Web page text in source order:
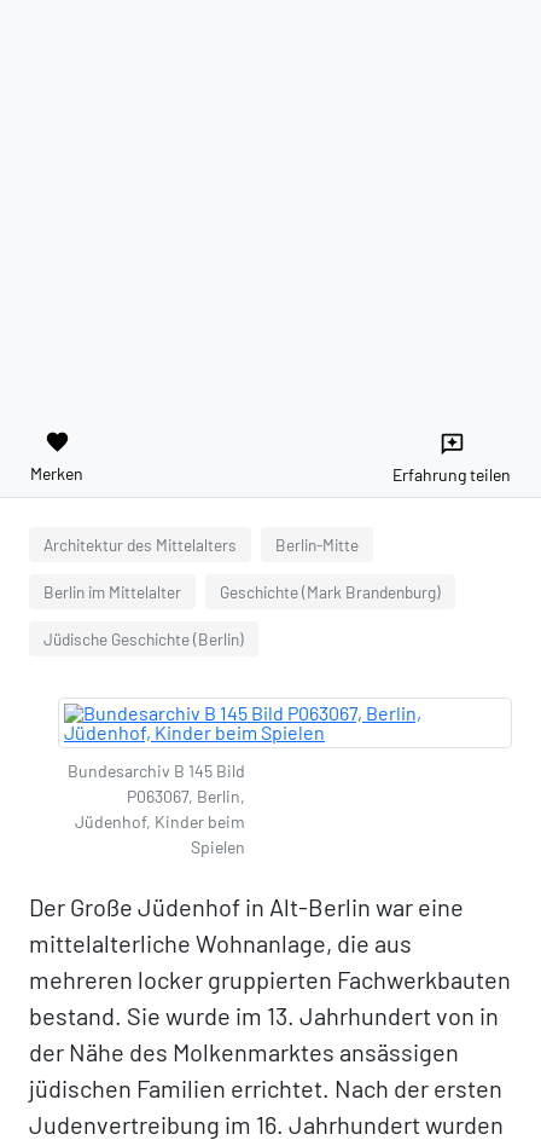
favorite
Merken
reviews
Erfahrung teilen
Architektur des Mittelalters Berlin-Mitte
Berlin im Mittelalter Geschichte (Mark Brandenburg)
Jüdische Geschichte (Berlin)
Bundesarchiv B 145 Bild
P063067, Berlin,
Jüdenhof, Kinder beim
Spielen
Der Große Jüdenhof in Alt-Berlin war eine
mittelalterliche Wohnanlage, die aus
mehreren locker gruppierten Fachwerkbauten
bestand. Sie wurde im 13. Jahrhundert von in
der Nähe des Molkenmarktes ansässigen
jüdischen Familien errichtet. Nach der ersten
Judenvertreibung im 16. Jahrhundert wurden